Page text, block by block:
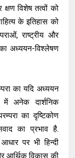
क्षण विशेष तत्वों को
के इतिहास को
राष्ट्रीय और
का अध्ययन-विश्लेषण
का यदि अध्ययन
में अनेक दार्शनिक
का दृष्टिकोण
का प्रभाव है.
पर भी हिन्दी
आर्थिक विकास की